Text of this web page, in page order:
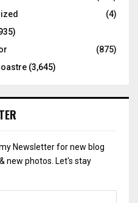
(4)
(875)
(3,645)
Newsletter for new blog
new photos. Let's stay